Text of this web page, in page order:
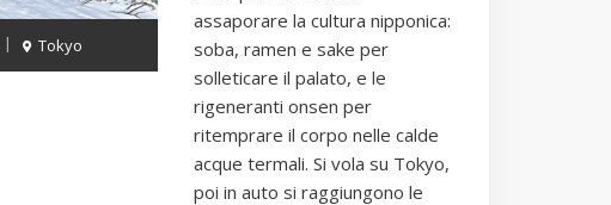
Tokyo
assaporare la cultura nipponica:
soba, ramen e sake per
solleticare il palato, e le
rigeneranti onsen per
ritemprare il corpo nelle calde
acque termali. Si vola su Tokyo,
poi in auto si raggiungono le